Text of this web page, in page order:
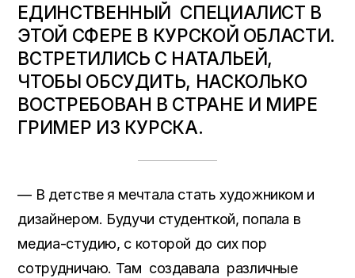
ЕДИНСТВЕННЫЙ СПЕЦИАЛИСТ В
ЭТОЙ СФЕРЕ В КУРСКОЙ ОБЛАСТИ.
ВСТРЕТИЛИСЬ С НАТАЛЬЕЙ,
ЧТОБЫ ОБСУДИТЬ, НАСКОЛЬКО
ВОСТРЕБОВАН В СТРАНЕ И МИРЕ
ГРИМЕР ИЗ КУРСКА.
— В детстве я мечтала стать художником и
дизайнером. Будучи студенткой, попала в
медиа-студию, с которой до сих пор
сотрудничаю. Там создавала различные